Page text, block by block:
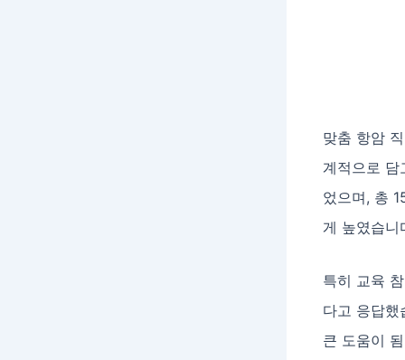
맞춤 항암
계적으로
었으며, 총
게 높였습니
특히 교육
다고 응답
큰 도움이